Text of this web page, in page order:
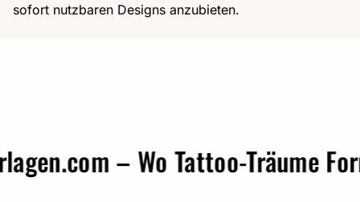
sofort nutzbaren Designs anzubieten.
– Wo Tattoo-Träume Form